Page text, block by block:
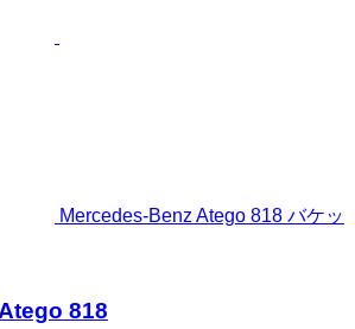
Mercedes-Benz Atego 818 バケッ
818